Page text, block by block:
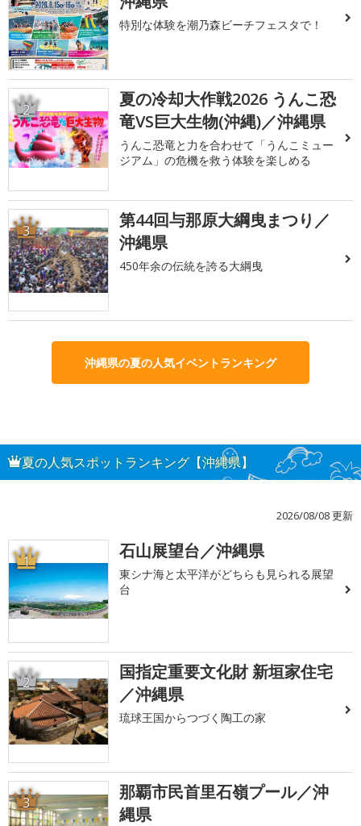
特別な体験を潮乃森ビーチフェスタで！
2
夏の冷却大作戦2026 うんこ恐
竜VS巨大生物(沖縄)／沖縄県
うんこ恐竜と力を合わせて「うんこミュー
ジアム」の危機を救う体験を楽しめる
3
第44回与那原大綱曳まつり／
沖縄県
450年余の伝統を誇る大綱曳
沖縄県の夏の人気イベントランキング
夏の人気スポットランキング【沖縄県】
2026/08/08 更新
1 石山展望台／沖縄県
東シナ海と太平洋がどちらも見られる展望
台
2
国指定重要文化財 新垣家住宅
／沖縄県
琉球王国からつづく陶工の家
3
那覇市民首里石嶺プール／沖
縄県